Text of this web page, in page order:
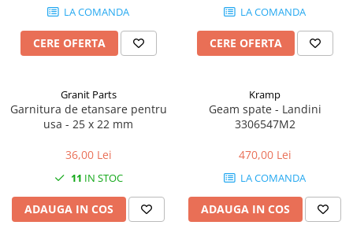
1.5.3. Garnituri
1.5.5. Pistoane & camasi piston
1.5.6. Răcire
1.5.8. Esapamente
2.4.3. Prese de Balotat
2.4.4. Combine
2.5. Zootehnie
2.5.2. Garduri electrice
2.5.3 Accesorii animale
Încălțăminte
3.9. Roti, role si echipamente
3.9.1. Roti din cauciuc
LA COMANDA
CERE OFERTA
LA COMANDA
CERE OFERTA
Granit Parts
Garnitura de etansare pentru
usa - 25 x 22 mm
36,00 Lei
11 IN STOC
ADAUGA IN COS
Kramp
Geam spate - Landini
3306547M2
470,00 Lei
LA COMANDA
ADAUGA IN COS